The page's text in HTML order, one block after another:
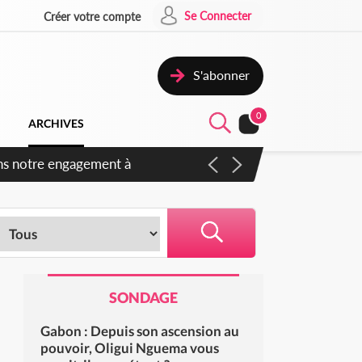
Créer votre compte Se Connecter
S'abonner
ARCHIVES
0
amendements, un exclu
SONDAGE
Gabon : Depuis son ascension au
pouvoir, Oligui Nguema vous